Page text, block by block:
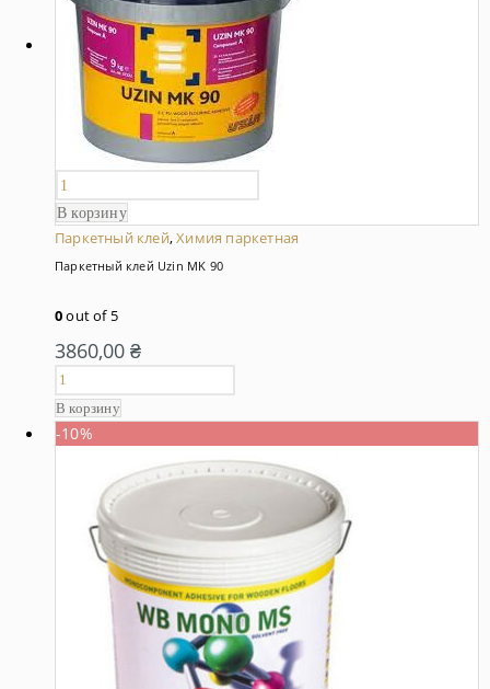
В корзину
Паркетный клей,Химия паркетная
Паркетный клей Uzin MK 90
0out of 5
3860,00 ₴
В корзину
-10%